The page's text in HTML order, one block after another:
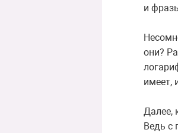
и
они?
имеет,
Далее,
Ведь с